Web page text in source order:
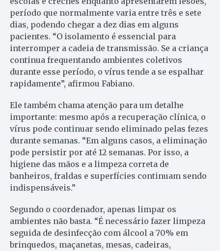
período que normalmente varia entre três e sete
dias, podendo chegar a dez dias em alguns
pacientes. “O isolamento é essencial para
interromper a cadeia de transmissão. Se a criança
continua frequentando ambientes coletivos
durante esse período, o vírus tende a se espalhar
rapidamente”, afirmou Fabiano.
Ele também chama atenção para um detalhe
importante: mesmo após a recuperação clínica, o
vírus pode continuar sendo eliminado pelas fezes
durante semanas. “Em alguns casos, a eliminação
pode persistir por até 12 semanas. Por isso, a
higiene das mãos e a limpeza correta de
banheiros, fraldas e superfícies continuam sendo
indispensáveis.”
Segundo o coordenador, apenas limpar os
ambientes não basta. “É necessário fazer limpeza
seguida de desinfecção com álcool a 70% em
brinquedos, maçanetas, mesas, cadeiras,